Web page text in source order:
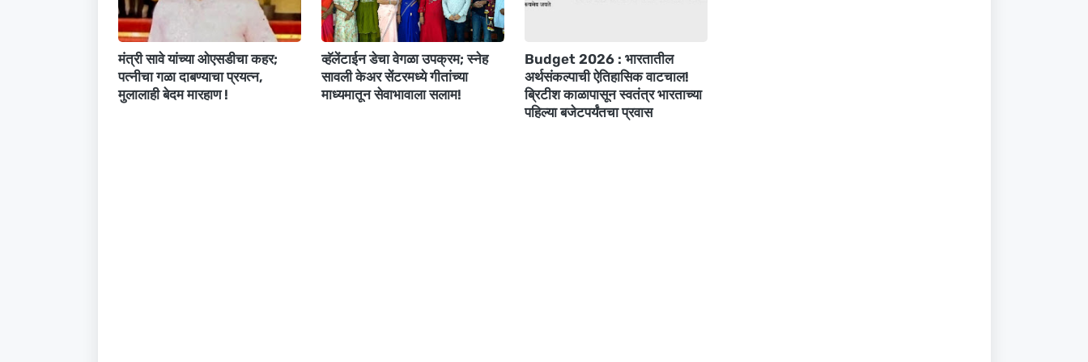
मंत्री सावे यांच्या ओएसडीचा कहर;
पत्नीचा गळा दाबण्याचा प्रयत्न,
मुलालाही बेदम मारहाण !
व्हॅलेंटाईन डेचा वेगळा उपक्रम; स्नेह
सावली केअर सेंटरमध्ये गीतांच्या
माध्यमातून सेवाभावाला सलाम!
Budget 2026 : भारतातील
अर्थसंकल्पाची ऐतिहासिक वाटचाल!
ब्रिटीश काळापासून स्वतंत्र भारताच्या
पहिल्या बजेटपर्यंतचा प्रवास